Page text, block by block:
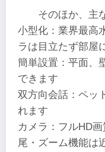
そのほか、主
小型化：業界最高
ラは目立たず部屋
簡単設置：平面、
できます
双方向会話：ペッ
れます
カメラ：フルHD
尾・ズーム機能は